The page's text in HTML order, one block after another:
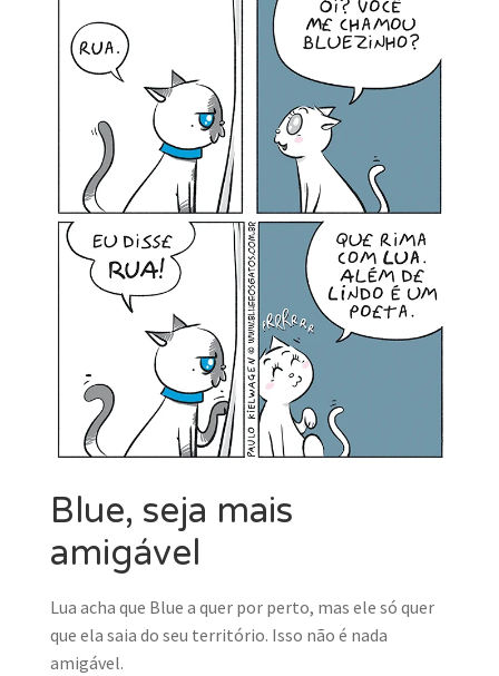
MINHA CONTA
Search Button
Blue, seja mais
amigável
Lua acha que Blue a quer por perto, mas ele só quer
que ela saia do seu território. Isso não é nada
amigável.